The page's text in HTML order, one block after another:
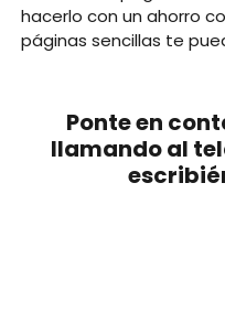
hacerlo con un ahorro
páginas sencillas te
Ponte en
llamando al